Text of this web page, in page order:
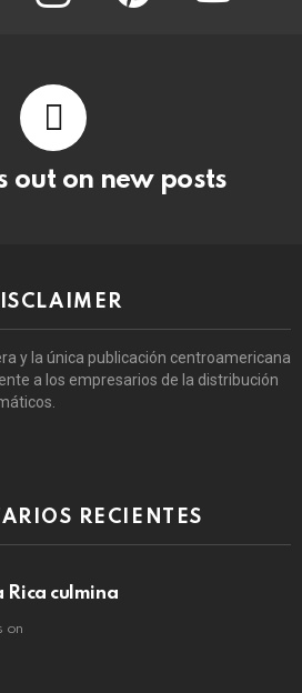
out on new posts
y la única publicación centroamericana
a los empresarios de la distribución
RECIENTES
Rica culmina
on